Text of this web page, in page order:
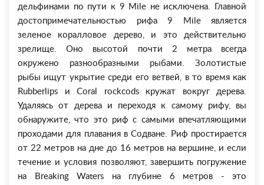
дельфинами по пути к 9 Mile не исключена. Главной
достопримечательностью рифа 9 Mile является
зеленое коралловое дерево, и это действительно
зрелище. Оно высотой почти 2 метра всегда
окружено разнообразными рыбами. Золотистые
рыбы ищут укрытие среди его ветвей, в то время как
Rubberlips и Coral rockcods кружат вокруг дерева.
Удаляясь от дерева и переходя к самому рифу, вы
обнаружите, что это риф с самыми впечатляющими
проходами для плавания в Содване. Риф простирается
от 22 метров на дне до 16 метров на вершине, и если
течение и условия позволяют, завершить погружение
на Breaking Waters на глубине 6 метров - это